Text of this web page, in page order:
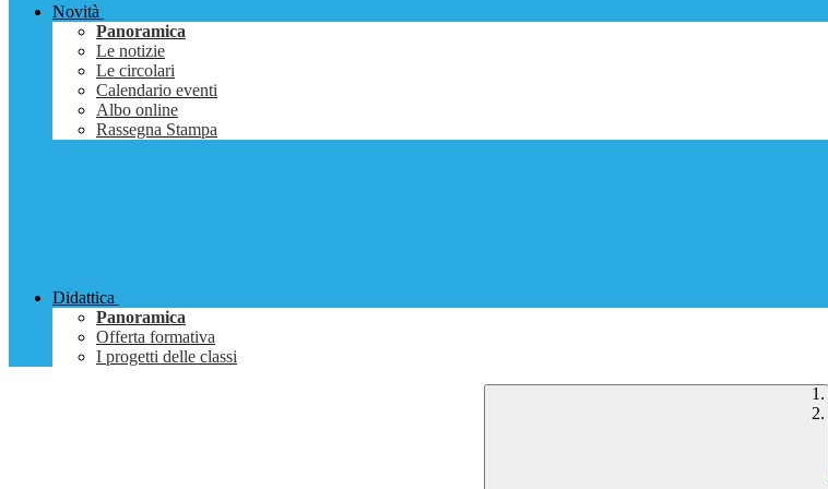
Novità
Panoramica
Le notizie
Le circolari
Calendario eventi
Albo online
Rassegna Stampa
Didattica
Panoramica
Offerta formativa
I progetti delle classi